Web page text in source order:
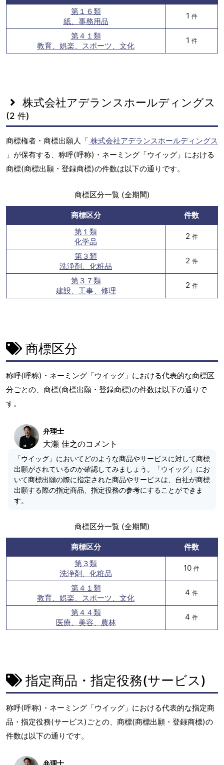
第１６類
紙、事務用品
1 件
第４１類
教育、娯楽、スポーツ、文化
1 件
株式会社アデランスホールディングス
(2 件)
商標権者・商標出願人「 株式会社アデランスホールディングス
」が保有する、称呼(呼称)・ネーミング「ウイッグ」における
商標(商標出願・登録商標)の件数は以下の通りです。
商標区分一覧 (全期間)
商標区分
件数
第１類
化学品
2 件
第３類
洗浄剤、化粧品
2 件
第３７類
建設、工事、修理
2 件
商標区分
称呼(呼称)・ネーミング「ウイッグ」における代表的な商標区
分ごとの、商標(商標出願・登録商標)の件数は以下の通りで
す。
弁理士
大瀬 佳之のコメント
「ウイッグ」においてどのような商品やサービスに対して商標
出願がされているのか確認してみましょう。「ウイッグ」にお
いて商標出願の際に指定された商品やサービスは、自社が商標
出願する際の指定商品、指定役務の参考にすることができま
す。
商標区分一覧 (全期間)
商標区分
件数
第３類
洗浄剤、化粧品
10 件
第４１類
教育、娯楽、スポーツ、文化
4 件
第４４類
医療、美容、農林
4 件
指定商品・指定役務(サービス)
称呼(呼称)・ネーミング「ウイッグ」における代表的な指定商
品・指定役務(サービス)ごとの、商標(商標出願・登録商標)の
件数は以下の通りです。
弁理士